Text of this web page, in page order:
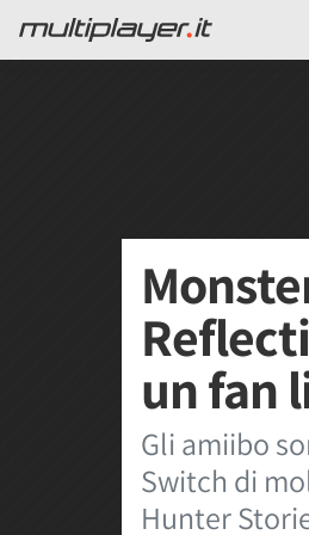
un fan
Gli amiibo
Switch di
Hunter